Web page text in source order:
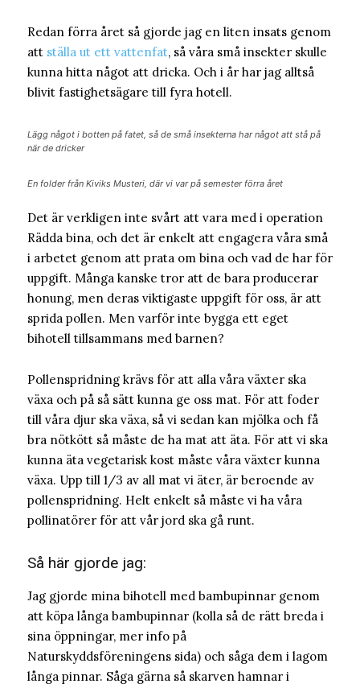
Redan förra året så gjorde jag en liten insats genom
att ställa ut ett vattenfat, så våra små insekter skulle
kunna hitta något att dricka. Och i år har jag alltså
blivit fastighetsägare till fyra hotell.
Lägg något i botten på fatet, så de små insekterna har något att stå på
när de dricker
En folder från Kiviks Musteri, där vi var på semester förra året
Det är verkligen inte svårt att vara med i operation
Rädda bina, och det är enkelt att engagera våra små
i arbetet genom att prata om bina och vad de har för
uppgift. Många kanske tror att de bara producerar
honung, men deras viktigaste uppgift för oss, är att
sprida pollen. Men varför inte bygga ett eget
bihotell tillsammans med barnen?
Pollenspridning krävs för att alla våra växter ska
växa och på så sätt kunna ge oss mat. För att foder
till våra djur ska växa, så vi sedan kan mjölka och få
bra nötkött så måste de ha mat att äta. För att vi ska
kunna äta vegetarisk kost måste våra växter kunna
växa. Upp till 1/3 av all mat vi äter, är beroende av
pollenspridning. Helt enkelt så måste vi ha våra
pollinatörer för att vår jord ska gå runt.
Så här gjorde jag:
Jag gjorde mina bihotell med bambupinnar genom
att köpa långa bambupinnar (kolla så de rätt breda i
sina öppningar, mer info på
Naturskyddsföreningens sida) och såga dem i lagom
långa pinnar. Såga gärna så skarven hamnar i